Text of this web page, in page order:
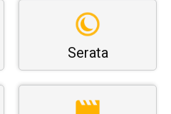
Serata